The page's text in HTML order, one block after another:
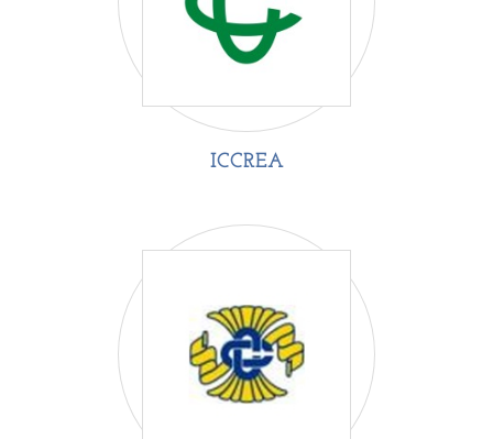
ICCREA